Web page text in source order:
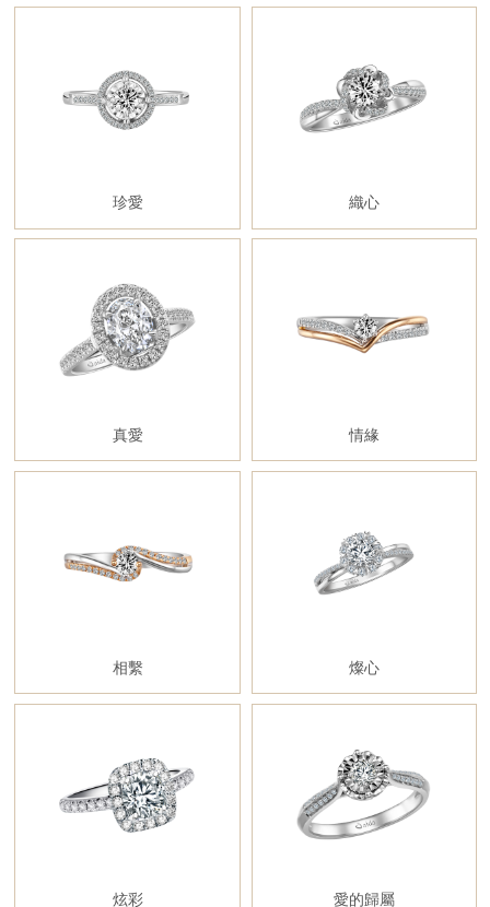
珍愛 織心
真愛 情緣
相繫 燦心
炫彩 愛的歸屬